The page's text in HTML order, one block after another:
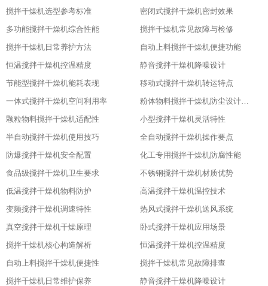
搅拌干燥机选型参考标准
密闭式搅拌干燥机密封效果
多功能搅拌干燥机综合性能
搅拌干燥机常见故障与检修
搅拌干燥机日常养护方法
自动上料搅拌干燥机便捷功能
恒温搅拌干燥机控温精度
静音搅拌干燥机降噪设计
节能型搅拌干燥机能耗表现
移动式搅拌干燥机转运特点
一体式搅拌干燥机空间利用率
粉体物料搅拌干燥机防尘设计粉体物料搅拌干燥机防尘设计
颗粒物料搅拌干燥机适配性
小型搅拌干燥机灵活特性
半自动搅拌干燥机使用技巧
全自动搅拌干燥机操作要点
防爆搅拌干燥机安全配置
化工专用搅拌干燥机防腐性能
食品级搅拌干燥机卫生要求
不锈钢搅拌干燥机材质优势
低温搅拌干燥机物料防护
高温搅拌干燥机温控技术
变频搅拌干燥机调速特性
热风式搅拌干燥机送风系统
真空搅拌干燥机干燥原理
卧式搅拌干燥机应用场景
搅拌干燥机核心构造解析
恒温搅拌干燥机控温精度
自动上料搅拌干燥机便捷性
搅拌干燥机常见故障排查
搅拌干燥机日常维护保养
静音搅拌干燥机降噪设计